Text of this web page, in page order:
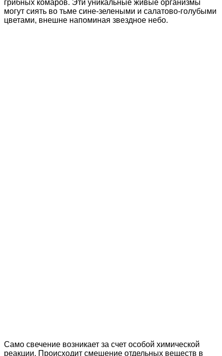
грибных комаров. Эти уникальные живые организмы
могут сиять во тьме сине-зелеными и салатово-голубыми
цветами, внешне напоминая звездное небо.
Само свечение возникает за счет особой химической
реакции. Происходит смешение отдельных веществ в